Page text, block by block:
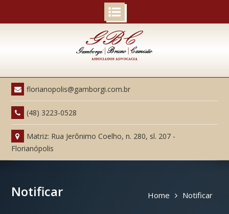
florianopolis@gamborgi.com.br
(48) 3223-0528
Matriz: Rua Jerônimo Coelho, n. 280, sl. 207 -
Florianópolis
Notificar Home Notificar